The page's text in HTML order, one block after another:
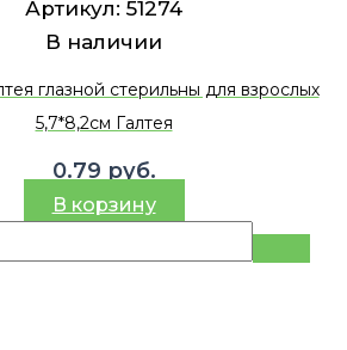
Артикул: 51274
В наличии
глазной стерильны для взрослых
5,7*8,2см Галтея
0.79 руб.
В корзину